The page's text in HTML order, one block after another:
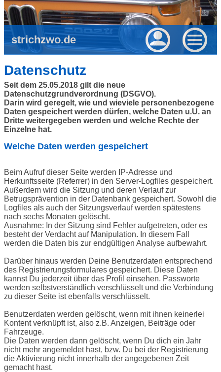
strichzwo.de
Datenschutz
Seit dem 25.05.2018 gilt die neue
Datenschutzgrundverordnung (DSGVO).
Darin wird geregelt, wie und wieviele personenbezogene
Daten gespeichert werden dürfen, welche Daten u.U. an
Dritte weitergegeben werden und welche Rechte der
Einzelne hat.
Welche Daten werden gespeichert
Beim Aufruf dieser Seite werden IP-Adresse und
Herkunftsseite (Referrer) in den Server-Logfiles gespeichert.
Außerdem wird die Sitzung und deren Verlauf zur
Betrugsprävention in der Datenbank gespeichert. Sowohl die
Logfiles als auch der Sitzungsverlauf werden spätestens
nach sechs Monaten gelöscht.
Ausnahme: In der Sitzung sind Fehler aufgetreten, oder es
besteht der Verdacht auf Manipulation. In diesem Fall
werden die Daten bis zur endgültigen Analyse aufbewahrt.
Darüber hinaus werden Deine Benutzerdaten entsprechend
des Registrierungsformulares gespeichert. Diese Daten
kannst Du jederzeit über das Profil einsehen. Passworte
werden selbstverständlich verschlüsselt und die Verbindung
zu dieser Seite ist ebenfalls verschlüsselt.
Benutzerdaten werden gelöscht, wenn mit ihnen keinerlei
Kontent verknüpft ist, also z.B. Anzeigen, Beiträge oder
Fahrzeuge.
Die Daten werden dann gelöscht, wenn Du dich ein Jahr
nicht mehr angemeldet hast, bzw. Du bei der Registrierung
die Aktivierung nicht innerhalb der angegebenen Zeit
gemacht hast.